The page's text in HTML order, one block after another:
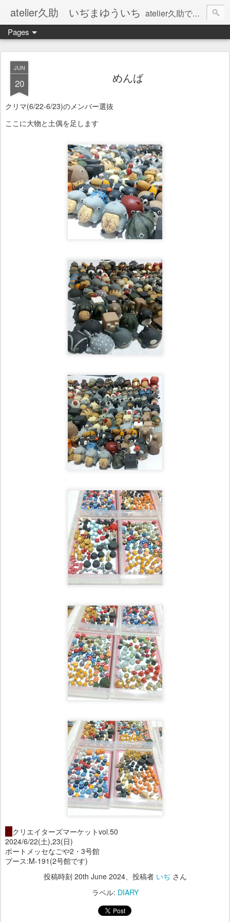
atelier久助 いぢまゆういち atelier久助では土と火から暖かなモノたちを生み出しています。 ご覧になられた方が和んで頂ければ幸いです。
Pages
JUN
20 めんば
クリマ(6/22-6/23)のメンバー選抜
ここに大物と土偶を足します
クリエイターズマーケットvol.50
2024/6/22(土),23(日)
ポートメッセなごや2・3号館
ブース:M-191(2号館です)
投稿時刻 20th June 2024、投稿者 いぢさん
ラベル: DIARY